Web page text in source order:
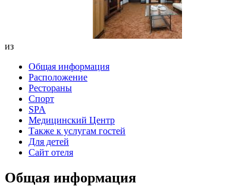
из
Общая информация
Расположение
Рестораны
Спорт
SPA
Медицинский Центр
Также к услугам гостей
Для детей
Сайт отеля
Общая информация